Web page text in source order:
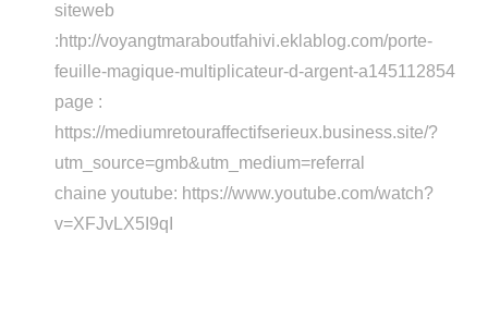
siteweb
:http://voyangtmaraboutfahivi.eklablog.com/porte-
feuille-magique-multiplicateur-d-argent-a145112854
page :
https://mediumretouraffectifserieux.business.site/?
utm_source=gmb&utm_medium=referral
chaine youtube: https://www.youtube.com/watch?
v=XFJvLX5I9qI